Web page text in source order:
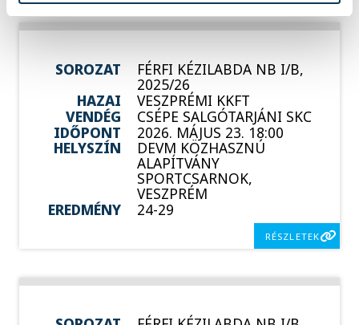
SOROZAT FÉRFI KÉZILABDA NB I/B,
2025/26
HAZAI
VESZPRÉMI KKFT
VENDÉG
CSÉPE SALGÓTARJÁNI SKC
IDŐPONT
2026. MÁJUS 23. 18:00
HELYSZÍN
DEVM KÖZHASZNÚ
ALAPÍTVÁNY
SPORTCSARNOK,
VESZPRÉM
EREDMÉNY
24-29
RÉSZLETEK